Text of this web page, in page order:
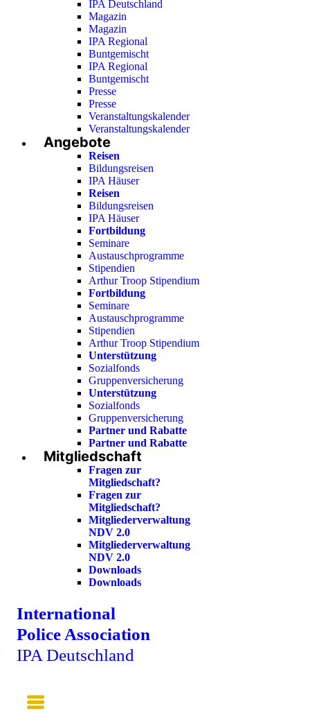
IPA Deutschland
Magazin
Magazin
IPA Regional
Buntgemischt
IPA Regional
Buntgemischt
Presse
Presse
Veranstaltungskalender
Veranstaltungskalender
Angebote
Reisen
Bildungsreisen
IPA Häuser
Reisen
Bildungsreisen
IPA Häuser
Fortbildung
Seminare
Austauschprogramme
Stipendien
Arthur Troop Stipendium
Fortbildung
Seminare
Austauschprogramme
Stipendien
Arthur Troop Stipendium
Unterstützung
Sozialfonds
Gruppenversicherung
Unterstützung
Sozialfonds
Gruppenversicherung
Partner und Rabatte
Partner und Rabatte
Mitgliedschaft
Fragen zur
Mitgliedschaft?
Fragen zur
Mitgliedschaft?
Mitgliederverwaltung
NDV 2.0
Mitgliederverwaltung
NDV 2.0
Downloads
Downloads
International
Police Association
IPA Deutschland
Main
Menu